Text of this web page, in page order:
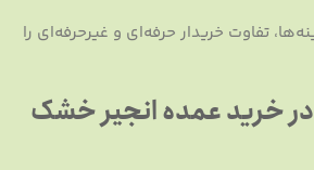
تفاوت خریدار حرفه‌ای و غیرحرفه‌ای را
در خرید عمده انجیر خشک